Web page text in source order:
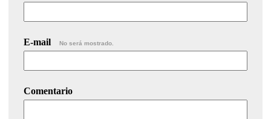
E-mail No será mostrado.
Comentario